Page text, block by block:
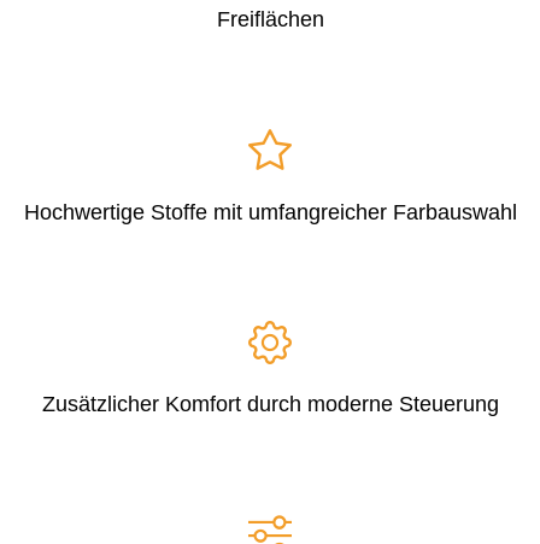
Freiflächen
Hochwertige Stoffe mit umfangreicher Farbauswahl
Zusätzlicher Komfort durch moderne Steuerung